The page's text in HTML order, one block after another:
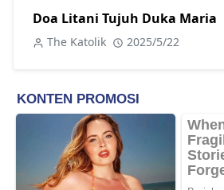
Doa Litani Tujuh Duka Maria
The Katolik 2025/5/22